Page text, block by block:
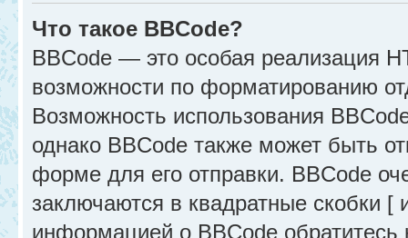
Что такое BBCode?
BBCode — это особая реализация
возможности по форматированию
Возможность использования
однако BBCode также может быть
форме для его отправки. BBCode
заключаются в квадратные скобки
информацией о BBCode обратитесь